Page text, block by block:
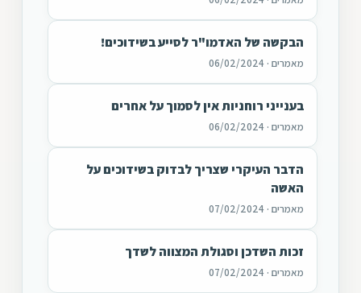
הבקשה של האדמו"ר לסייע בשידוכים!
מאמרים · 06/02/2024
בענייני רוחניות אין לסמוך על אחרים
מאמרים · 06/02/2024
הדבר העיקרי שצריך לבדוק בשידוכים על
האשה
מאמרים · 07/02/2024
זכות השדכן וסגולת המצווה לשדך
מאמרים · 07/02/2024